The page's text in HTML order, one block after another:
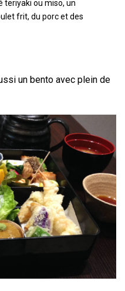
teriyaki ou miso, un
frit, du porc et des
un bento avec plein de